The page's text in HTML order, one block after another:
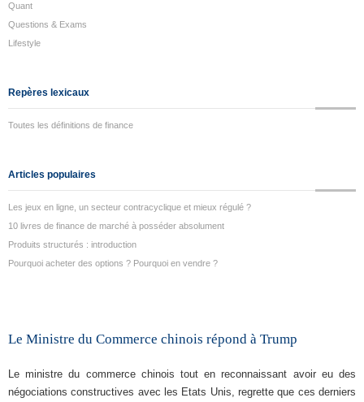
Quant
Questions & Exams
Lifestyle
Repères lexicaux
Toutes les définitions de finance
Articles populaires
Les jeux en ligne, un secteur contracyclique et mieux régulé ?
10 livres de finance de marché à posséder absolument
Produits structurés : introduction
Pourquoi acheter des options ? Pourquoi en vendre ?
Le Ministre du Commerce chinois répond à Trump
Le ministre du commerce chinois tout en reconnaissant avoir eu des
négociations constructives avec les Etats Unis, regrette que ces derniers